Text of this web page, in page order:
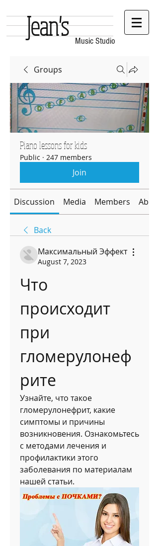
Music Studio
Jean's
Groups
Piano lessons for kids
Public · 247 members
Join
Discussion Media Members About
Back
Максимальный Эффект
August 7, 2023
Что
происходит
при
гломерулонеф
рите
Узнайте, что такое
гломерулонефрит, какие
симптомы и причины
возникновения. Ознакомьтесь
с методами лечения и
профилактики этого
заболевания по материалам
нашей статьи.